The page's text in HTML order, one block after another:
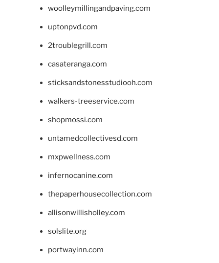
woolleymillingandpaving.com
uptonpvd.com
2troublegrill.com
casateranga.com
sticksandstonesstudiooh.com
walkers-treeservice.com
shopmossi.com
untamedcollectivesd.com
mxpwellness.com
infernocanine.com
thepaperhousecollection.com
allisonwillisholley.com
solslite.org
portwayinn.com